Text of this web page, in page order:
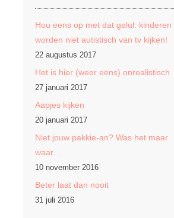
Hou eens op met dat gelul: kinderen
worden niet autistisch van tv kijken!
22 augustus 2017
Het is hier (weer eens) onrealistisch
27 januari 2017
Aapjes kijken
20 januari 2017
Niet jouw pakkie-an? Was het maar
waar…
10 november 2016
Beter laat dan nooit
31 juli 2016